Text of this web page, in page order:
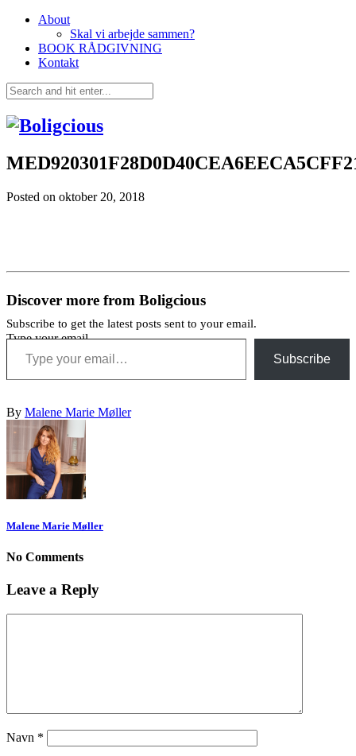
About
Skal vi arbejde sammen?
BOOK RÅDGIVNING
Kontakt
Posted on oktober 20, 2018
Discover more from Boligcious
Subscribe to get the latest posts sent to your email.
Type your email…
Subscribe
By Malene Marie Møller
Malene Marie Møller
No Comments
Leave a Reply
Navn *